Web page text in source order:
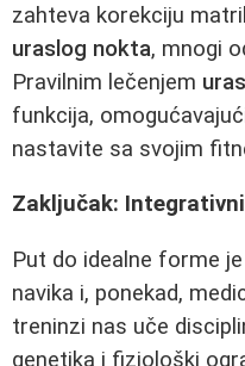
zahteva korekciju
uraslog nokta, mnogi
Pravilnim lečenjem
funkcija,
nastavite sa svojim
Zaključak:
Put do idealne forme
navika i, ponekad,
treninzi nas uče
genetika i fiziološki